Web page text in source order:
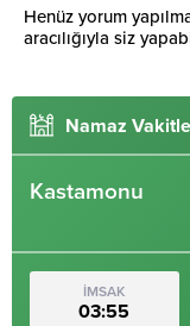
Henüz yorum
aracılığıyla siz
Namaz
Kastamonu
İMSAK
03:55